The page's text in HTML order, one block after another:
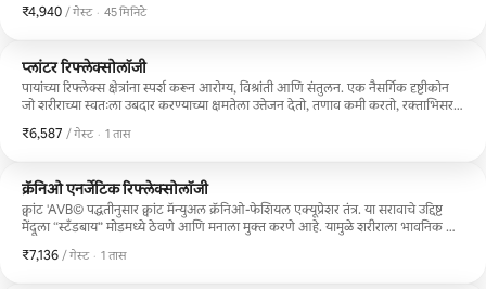
रिजेनरेशनला प्रोत्साहन देण्यासाठी निसर्गाच्या उपचारात्मक शक्तींवर अवलंबून आहे. 45
₹4,940 / गेस्ट
₹4,940 प्रति गेस्ट
, · 45 मिनिटे
प्लांटर रिफ्लेक्सोलॉजी
पायांच्या रिफ्लेक्स क्षेत्रांना स्पर्श करून आरोग्य, विश्रांती आणि संतुलन. एक नैसर्गिक दृष्टीकोन
जो शरीराच्या स्वतःला उबदार करण्याच्या क्षमतेला उत्तेजन देतो, तणाव कमी करतो, रक्ताभिसरण
₹6,587 / गेस्ट
₹6,587 प्रति गेस्ट
, · 1 तास
क्रॅनिओ एनर्जेटिक रिफ्लेक्सोलॉजी
क्वांट 'AVB© पद्धतीनुसार क्वांट मॅन्युअल क्रॅनिओ-फेशियल एक्यूप्रेशर तंत्र. या सरावाचे उद्दिष्ट
मेंदूला “स्टँडबाय” मोडमध्ये ठेवणे आणि मनाला मुक्त करणे आहे. यामुळे शरीराला भावनिक डाग
₹7,136 / गेस्ट
₹7,136 प्रति गेस्ट
, · 1 तास